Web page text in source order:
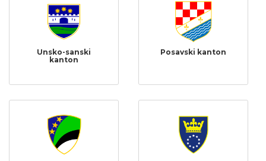
Unsko-sanski
kanton
Posavski kanton